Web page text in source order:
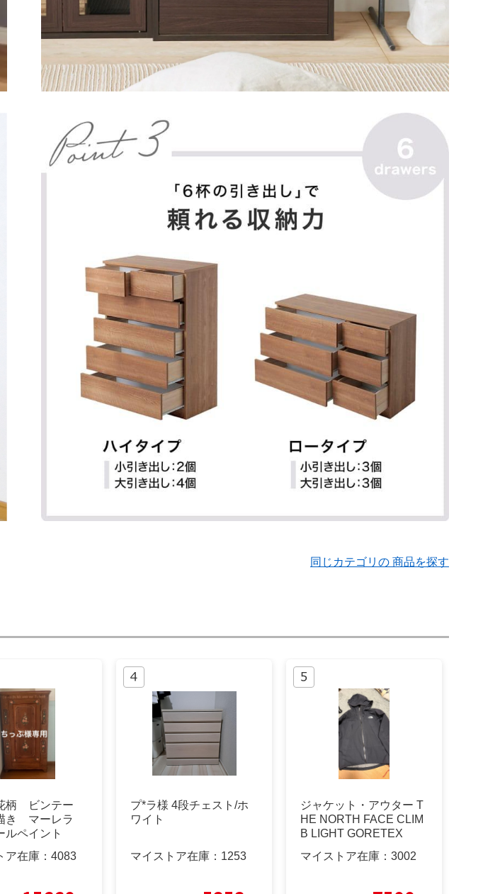
同じカテゴリの 商品を探す
柄 ビンテー
き マーレラ
ペイント
ア在庫： 4083
プ*ラ様 4段チェスト/ホ
ワイト
マイストア在庫： 1253
ジャケット・アウター T
HE NORTH FACE CLIM
B LIGHT GORETEX
マイストア在庫： 3002